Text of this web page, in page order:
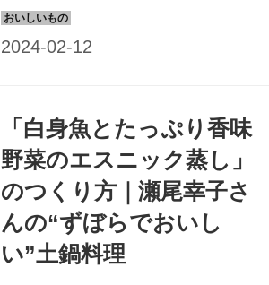
単でおいしいレシピを、瀬尾幸子さん
「白身魚とたっぷり香味
野菜のエスニック蒸し」
のつくり方｜瀬尾幸子さ
んの“ずぼらでおいし
い”土鍋料理